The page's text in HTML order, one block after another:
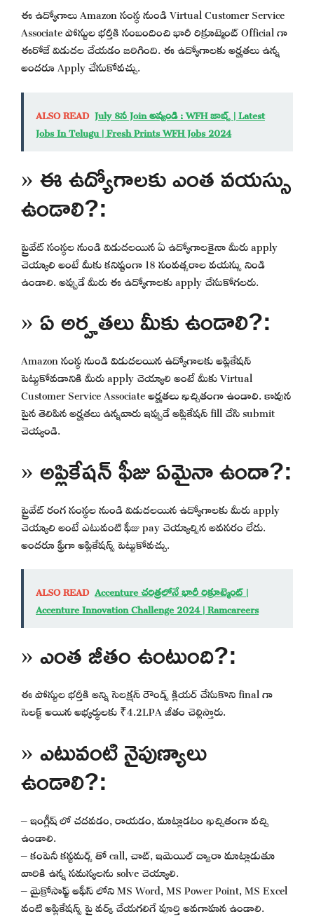
ఈ ఉద్యోగాలు Amazon సంస్థ నుండి Virtual Customer Service
Associate పోస్టుల భర్తీకి సంబందించి భారీ రిక్రూట్మెంట్ Official గా
ఈరోజే విడుదల చేయడం జరిగింది. ఈ ఉద్యోగాలకు అర్హతలు ఉన్న
అందరూ Apply చేసుకోవచ్చు.
ALSO READ July 8న Join అవ్వండి : WFH జాబ్స్ | Latest
Jobs In Telugu | Fresh Prints WFH Jobs 2024
» ఈ ఉద్యోగాలకు ఎంత వయస్సు
ఉండాలి?:
ప్రైవేట్ సంస్థల నుండి విడుదలయిన ఏ ఉద్యోగాలకైనా మీరు apply
చెయ్యాలి అంటే మీకు కనిష్టంగా 18 సంవత్సరాల వయస్సు నిండి
ఉండాలి. అప్పుడే మీరు ఈ ఉద్యోగాలకు apply చేసుకోగలరు.
» ఏ అర్హతలు మీకు ఉండాలి?:
Amazon సంస్థ నుండి విడుదలయిన ఉద్యోగాలకు అప్లికేషన్
పెట్టుకోవడానికి మీరు apply చెయ్యాలి అంటే మీకు Virtual
Customer Service Associate అర్హతలు ఖచ్చితంగా ఉండాలి. కావున
పైన తెలిపిన అర్హతలు ఉన్నవారు ఇప్పుడే అప్లికేషన్ fill చేసి submit
చెయ్యండి.
» అప్లికేషన్ ఫీజు ఏమైనా ఉందా?:
ప్రైవేట్ రంగ సంస్థల నుండి విడుదలయిన ఉద్యోగాలకు మీరు apply
చెయ్యాలి అంటే ఎటువంటి ఫీజు pay చెయ్యాల్సిన అవసరం లేదు.
అందరూ ఫ్రీగా అప్లికేషన్స్ పెట్టుకోవచ్చు.
ALSO READ Accenture చరిత్రలోనే భారీ రిక్రూట్మెంట్ |
Accenture Innovation Challenge 2024 | Ramcareers
» ఎంత జీతం ఉంటుంది?:
ఈ పోస్టుల భర్తీకి అన్ని సెలక్షన్ రౌండ్స్ క్లియర్ చేసుకొని final గా
సెలక్ట్ అయిన అభ్యర్థులకు ₹4.2LPA జీతం చెల్లిస్తారు.
» ఎటువంటి నైపుణ్యాలు
ఉండాలి?:
– ఇంగ్లీష్ లో చదవడం, రాయడం, మాట్లాడటం ఖచ్చితంగా వచ్చి
ఉండాలి.
– కంపెనీ కస్టమర్స్ తో call, చాట్, ఇమెయిల్ ద్వారా మాట్లాడుతూ
వారికి ఉన్న సమస్యలను solve చెయ్యాలి.
– మైక్రోసాఫ్ట్ ఆఫీస్ లోని MS Word, MS Power Point, MS Excel
వంటి అప్లికేషన్స్ పై వర్క్ చేయగలిగే పూర్తి అవగాహన ఉండాలి.